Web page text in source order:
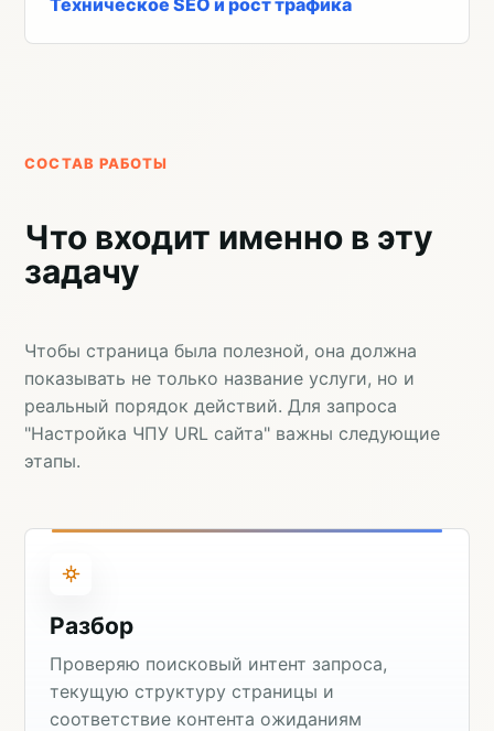
СОСТАВ РАБОТЫ
Что входит именно в эту
задачу
Чтобы страница была полезной, она должна
показывать не только название услуги, но и
реальный порядок действий. Для запроса
"Настройка ЧПУ URL сайта" важны следующие
этапы.
Разбор
Проверяю поисковый интент запроса,
текущую структуру страницы и
соответствие контента ожиданиям